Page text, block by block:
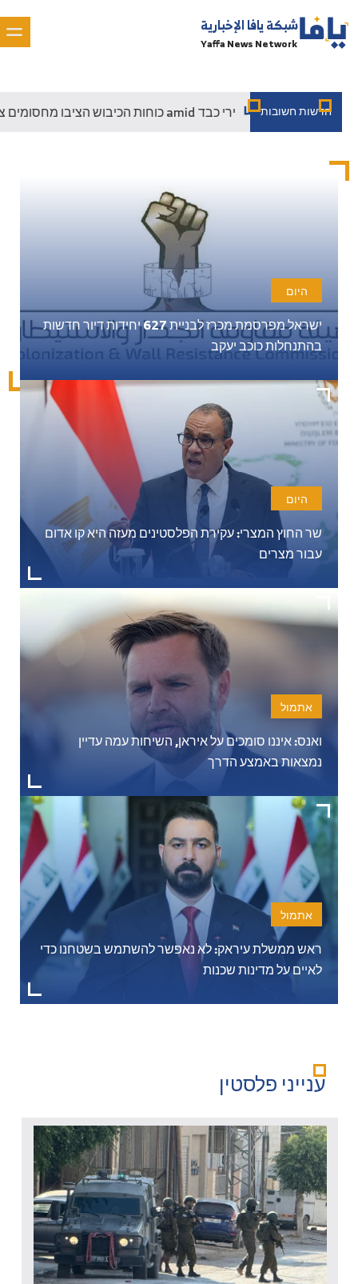
شبكة يافا الإخبارية
Yaffa News Network
חדשות חשובות
כוחות הכיבוש הציבו מחסומים צבאיים ניידים סביב מחנה הפליטים טולכרם amid ירי כבד
היום
ישראל מפרסמת מכרז לבניית 627 יחידות דיור חדשות
בהתנחלות כוכב יעקב
היום
שר החוץ המצרי: עקירת הפלסטינים מעזה היא קו אדום
עבור מצרים
אתמול
ואנס: איננו סומכים על איראן, השיחות עמה עדיין
נמצאות באמצע הדרך
אתמול
ראש ממשלת עיראק: לא נאפשר להשתמש בשטחנו כדי
לאיים על מדינות שכנות
ענייני פלסטין